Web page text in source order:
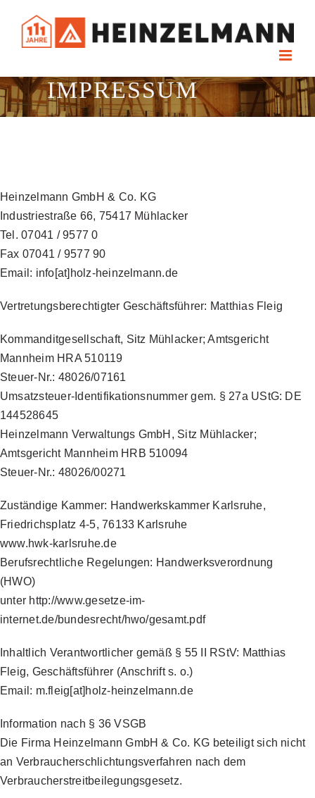
content
IMPRESSUM
Heinzelmann GmbH & Co. KG
Industriestraße 66, 75417 Mühlacker
Tel. 07041 / 9577 0
Fax 07041 / 9577 90
Email: info[at]holz-heinzelmann.de
Vertretungsberechtigter Geschäftsführer: Matthias Fleig
Kommanditgesellschaft, Sitz Mühlacker; Amtsgericht
Mannheim HRA 510119
Steuer-Nr.: 48026/07161
Umsatzsteuer-Identifikationsnummer gem. § 27a UStG: DE
144528645
Heinzelmann Verwaltungs GmbH, Sitz Mühlacker;
Amtsgericht Mannheim HRB 510094
Steuer-Nr.: 48026/00271
Zuständige Kammer: Handwerkskammer Karlsruhe,
Friedrichsplatz 4-5, 76133 Karlsruhe
www.hwk-karlsruhe.de
Berufsrechtliche Regelungen: Handwerksverordnung
(HWO)
unter http://www.gesetze-im-
internet.de/bundesrecht/hwo/gesamt.pdf
Inhaltlich Verantwortlicher gemäß § 55 II RStV: Matthias
Fleig, Geschäftsführer (Anschrift s. o.)
Email: m.fleig[at]holz-heinzelmann.de
Information nach § 36 VSGB
Die Firma Heinzelmann GmbH & Co. KG beteiligt sich nicht
an Verbraucherschlichtungsverfahren nach dem
Verbraucherstreitbeilegungsgesetz.